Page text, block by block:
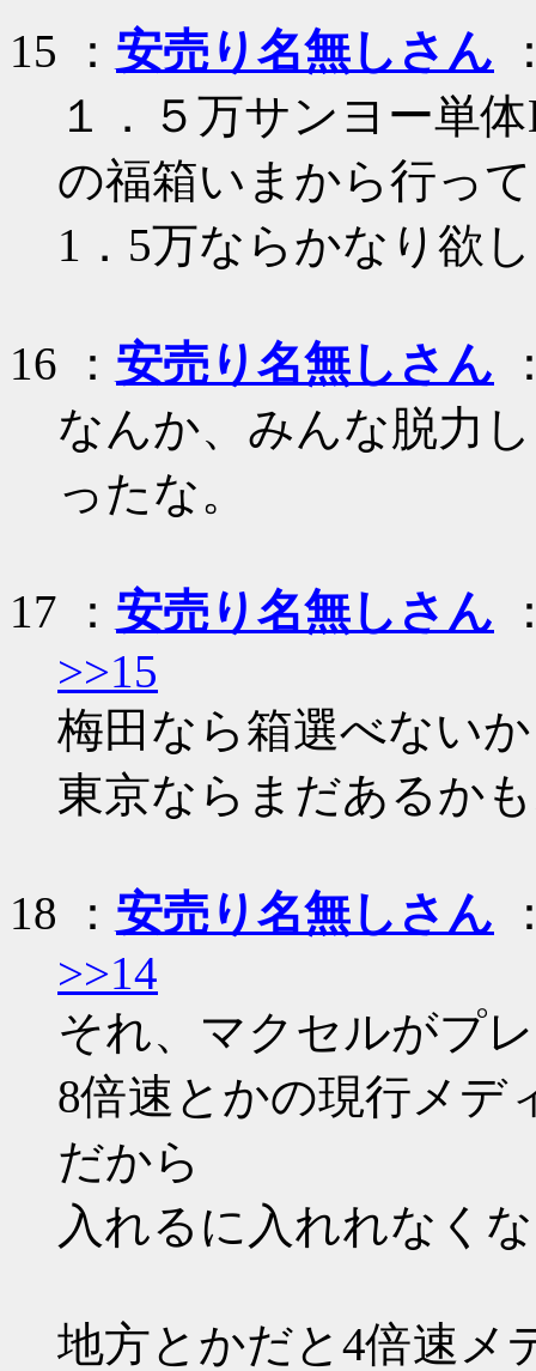
15 ： 安売り名無しさん
１．５万サンヨー単
の福箱いまから行っ
1．5万ならかなり欲
16 ： 安売り名無しさん
なんか、みんな脱力
ったな。
17 ： 安売り名無しさん
>>15
梅田なら箱選べない
東京ならまだあるか
18 ： 安売り名無しさん
>>14
それ、マクセルがプ
8倍速とかの現行メデ
だから
入れるに入れれなく
地方とかだと4倍速メ